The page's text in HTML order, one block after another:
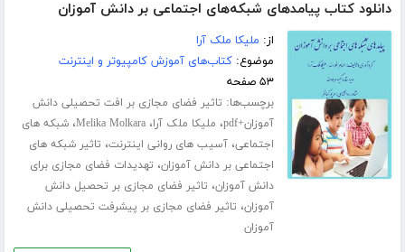
دانلود کتاب پیامدهای شبکه‌های اجتماعی بر دانش آموزان
از: ملیکا ملک آرا
موضوع:کتاب‌های آموزش کامپیوتر و اینترنت
۵۳ صفحه
برچسب‌ها: تاثیر فضای مجازی بر افت تحصیلی دانش
آموزان+pdf
، ملیکا ملک آرا،Melika Molkara،شبکه های
اجتماعی،آسیب های روانی اینترنت، تاثیر شبکه های
اجتماعی بر دانش آموزان، تهدیدات فضای مجازی برای
دانش آموزان، تاثیر فضای مجازی بر تحصیل دانش
آموزان، تاثیر فضای مجازی بر پیشرفت تحصیلی دانش
آموزان